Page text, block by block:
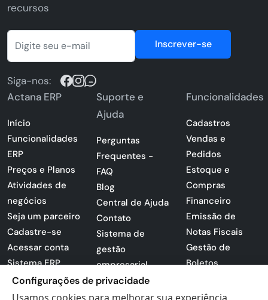
recursos
Inscrever-se
Siga-nos:
Actana ERP
Início
Funcionalidades
ERP
Preços e Planos
Atividades de
negócios
Seja um parceiro
Cadastre-se
Acessar conta
Sistema ERP
Apresentação
PDF
Suporte e
Ajuda
Perguntas
Frequentes -
FAQ
Blog
Central de Ajuda
Contato
Sistema de
gestão
empresarial
Sistema para
lojas
Funcionalidades
Cadastros
Vendas e
Pedidos
Estoque e
Compras
Financeiro
Emissão de
Notas Fiscais
Gestão de
Boletos
Configurações de privacidade